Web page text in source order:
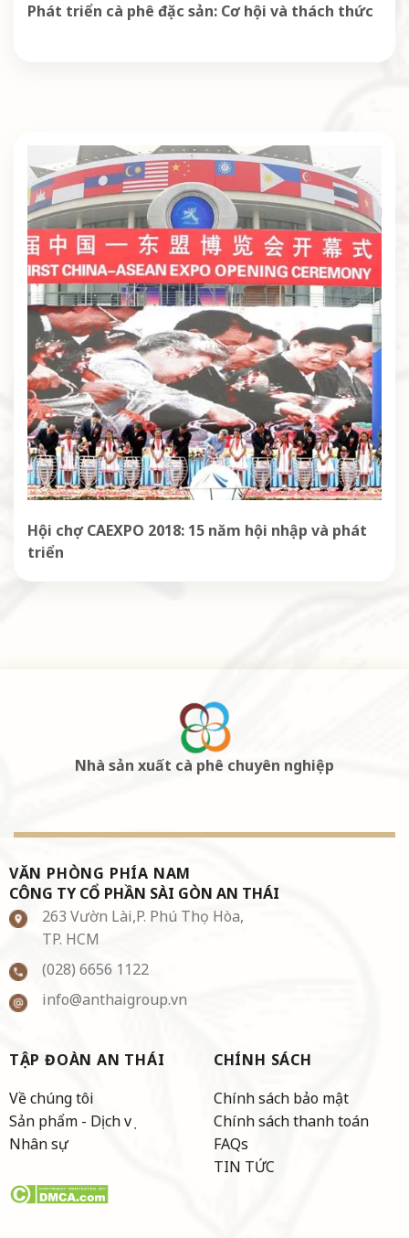
Phát triển cà phê đặc sản: Cơ hội và thách thức
Hội chợ CAEXPO 2018: 15 năm hội nhập và phát
triển
Nhà sản xuất cà phê chuyên nghiệp
VĂN PHÒNG PHÍA NAM
CÔNG TY CỔ PHẦN SÀI GÒN AN THÁI
263 Vườn Lài,P. Phú Thọ Hòa,
TP. HCM
(028) 6656 1122
info@anthaigroup.vn
TẬP ĐOÀN AN THÁI
Về chúng tôi
Sản phẩm - Dịch vụ
Nhân sự
CHÍNH SÁCH
Chính sách bảo mật
Chính sách thanh toán
FAQs
TIN TỨC